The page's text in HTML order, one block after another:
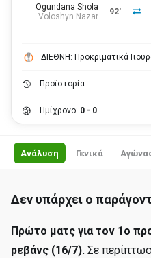
92'
Ogundana Shola
Voloshyn Nazar
ΔΙΕΘΝΗ: Προκριματικά
Προϊστορία
Ημίχρονο: 0 - 0
Ανάλυση Γενικά
Δεν υπάρχει ο
Πρώτο ματς για τον 1ο
ρεβάνς (16/7). Σε